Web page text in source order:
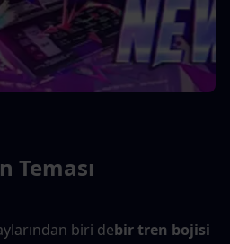
Teması
biri debir tren bojisi